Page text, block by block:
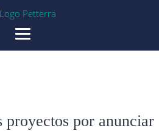
proyectos por anunciar